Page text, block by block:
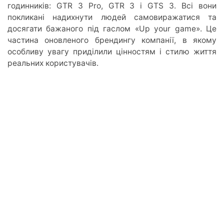
годинників: GTR 3 Pro, GTR 3 і GTS 3. Всі вони
покликані надихнути людей самовиражатися та
досягати бажаного під гаслом «Up your game». Це
частина оновленого брендингу компанії, в якому
особливу увагу приділили цінностям і стилю життя
реальних користувачів.